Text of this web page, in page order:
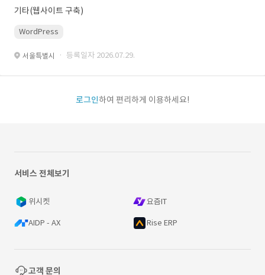
기타(웹사이트 구축)
WordPress
서울특별시 · 등록일자 2026.07.29.
로그인하여 편리하게 이용하세요!
서비스 전체보기
위시켓 요즘IT
AIDP - AX Rise ERP
고객 문의